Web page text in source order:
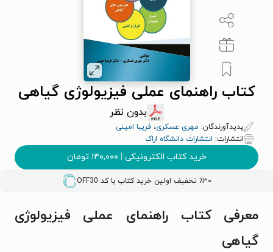
کتاب راهنمای عملی فیزیولوژی گیاهی
بدون نظر
پدیدآورندگان: مهری عسکری، فریبا امینی
انتشارات: انتشارات دانشگاه اراک
خرید کتاب الکترونیکی | ۱۴۰,۰۰۰ تومان
٪۳۰ تخفیف اولین خرید کتاب با کد OFF30
معرفی کتاب راهنمای عملی فیزیولوژی
گیاهی